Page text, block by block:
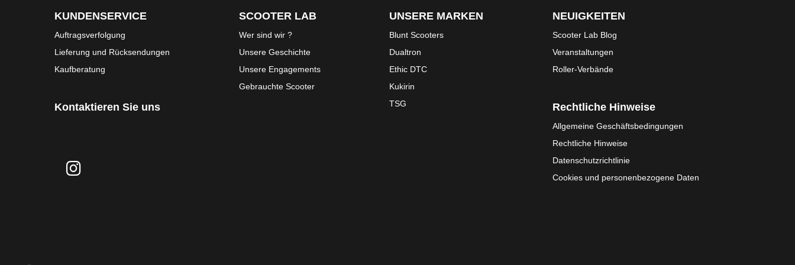
KUNDENSERVICE
Auftragsverfolgung
Lieferung und Rücksendungen
Kaufberatung
Kontaktieren Sie uns
SCOOTER LAB
Wer sind wir ?
Unsere Geschichte
Unsere Engagements
Gebrauchte Scooter
UNSERE MARKEN
Blunt Scooters
Dualtron
Ethic DTC
Kukirin
TSG
NEUIGKEITEN
Scooter Lab Blog
Veranstaltungen
Roller-Verbände
Rechtliche Hinweise
Allgemeine Geschäftsbedingungen
Rechtliche Hinweise
Datenschutzrichtlinie
Cookies und personenbezogene Daten